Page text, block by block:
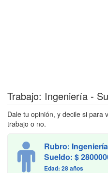
Trabajo: Ingeniería -
Dale tu opinión, y decile si para
trabajo o no.
Rubro: Ingeniería
Sueldo: $
Edad: 28 años